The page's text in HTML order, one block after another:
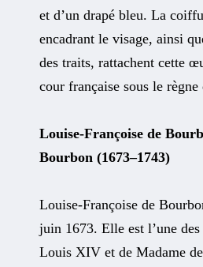
et d’un drapé bleu. La
encadrant le visage, ainsi
des traits, rattachent cette
cour française sous le
Louise-Françoise de
Bourbon (1673–1743)
Louise-Françoise de
juin 1673. Elle est l’une
Louis XIV et de Madame